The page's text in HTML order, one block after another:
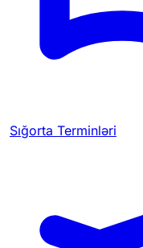
Sığorta Terminləri